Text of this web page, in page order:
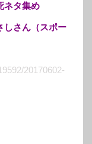
ネタ集め
しさん（スポー
20170602-